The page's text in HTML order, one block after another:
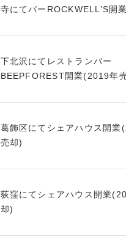
寺にてバーROCKWELL’S開業
下北沢にてレストランバー
BEEPFOREST開業(2019年
葛飾区にてシェアハウス開業
売却)
荻窪にてシェアハウス開業
却)